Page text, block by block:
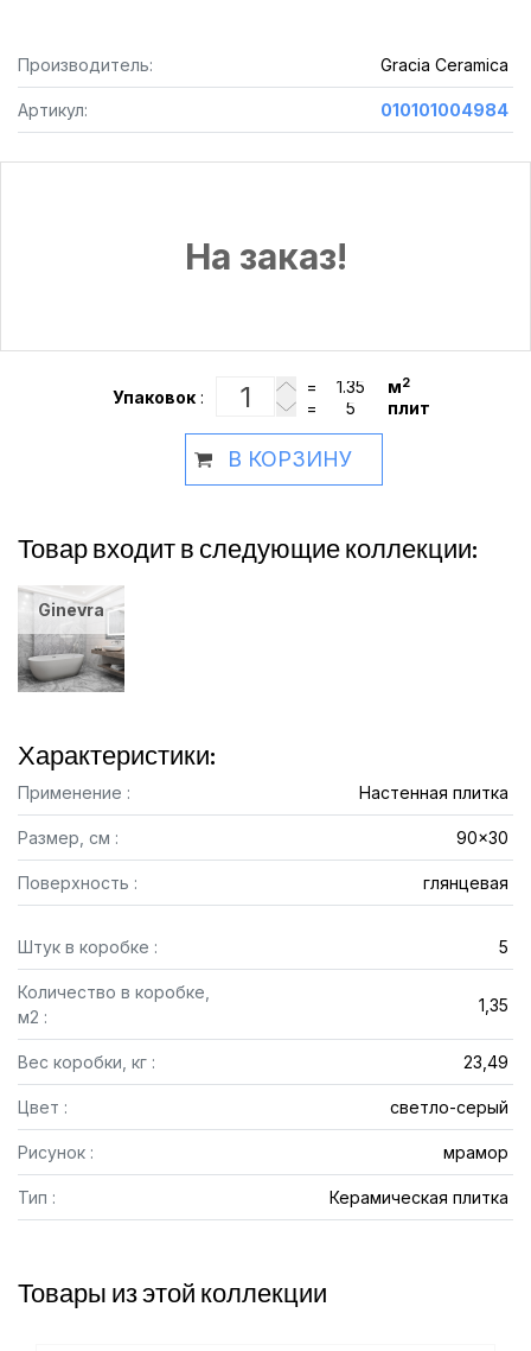
Производитель: Gracia Ceramica
Артикул: 010101004984
На заказ!
Упаковок :
= м2
= плит
В КОРЗИНУ
Товар входит в следующие коллекции:
Ginevra
Характеристики:
Применение : Настенная плитка
Размер, см : 90x30
Поверхность : глянцевая
Штук в коробке : 5
Количество в коробке,
м2 :
1,35
Вес коробки, кг : 23,49
Цвет : светло-серый
Рисунок : мрамор
Тип : Керамическая плитка
Товары из этой коллекции